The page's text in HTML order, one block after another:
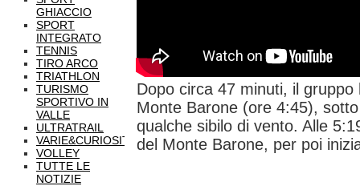
GHIACCIO
SPORT
INTEGRATO
TENNIS
TIRO ARCO
TRIATHLON
TURISMO
SPORTIVO IN
VALLE
ULTRATRAIL
VARIE&CURIOSITÀ
VOLLEY
TUTTE LE
NOTIZIE
Dopo circa 47 minuti, il
Monte Barone (ore 4:45),
qualche sibilo di vento. Alle
del Monte Barone, per poi